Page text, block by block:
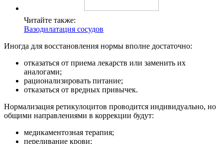
Читайте также:
Вазодилатация сосудов
Иногда для восстановления нормы вполне достаточно:
отказаться от приема лекарств или заменить их
аналогами;
рационализировать питание;
отказаться от вредных привычек.
Нормализация ретикулоцитов проводится индивидуально, но
общими направлениями в коррекции будут:
медикаментозная терапия;
переливание крови;